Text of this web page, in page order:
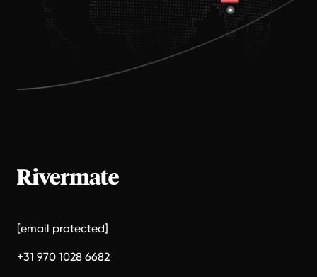
[email protected]
+31 970 1028 6682